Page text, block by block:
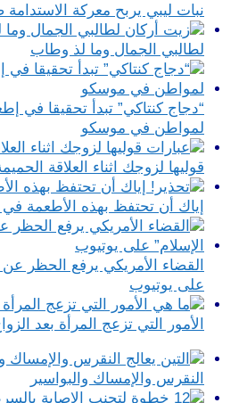
نبات ليبي يربح معركة
لطالبي الجمال وما لذ وطاب
“دجاج كنتاكي” تبدأ تحقيقا في
لمواطن في موسكو
قوليها لزوجك اثناء العلاقة
إياك أن تحتفظ بهذه الأطعمة في
القضاء الأمريكي يرفع الحظر
على يوتيوب
الأمور التي تزعج المرأة بعد
النقرس والإمساك والبواسير